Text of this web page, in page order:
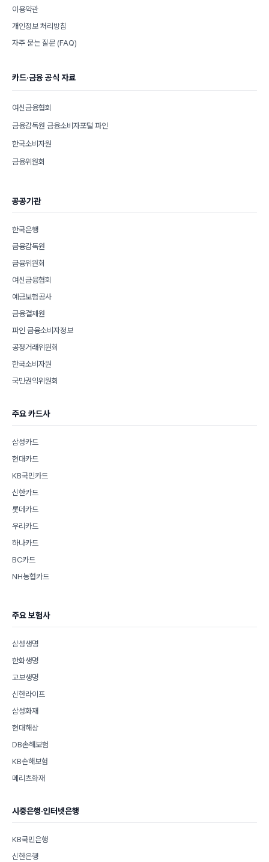
이용약관
개인정보 처리방침
자주 묻는 질문 (FAQ)
카드·금융 공식 자료
여신금융협회
금융감독원 금융소비자포털 파인
한국소비자원
금융위원회
공공기관
한국은행
금융감독원
금융위원회
여신금융협회
예금보험공사
금융결제원
파인 금융소비자정보
공정거래위원회
한국소비자원
국민권익위원회
주요 카드사
삼성카드
현대카드
KB국민카드
신한카드
롯데카드
우리카드
하나카드
BC카드
NH농협카드
주요 보험사
삼성생명
한화생명
교보생명
신한라이프
삼성화재
현대해상
DB손해보험
KB손해보험
메리츠화재
시중은행·인터넷은행
KB국민은행
신한은행